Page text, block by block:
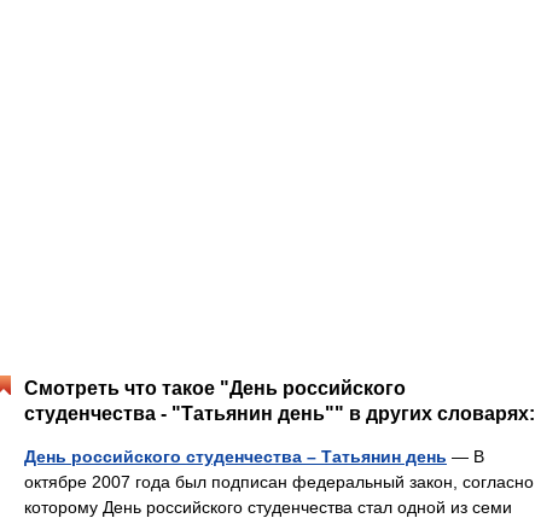
Смотреть что такое "День российского
студенчества - "Татьянин день"" в других словарях:
День российского студенчества – Татьянин день — В
октябре 2007 года был подписан федеральный закон, согласно
которому День российского студенчества стал одной из семи